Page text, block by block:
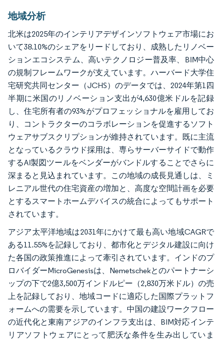
地域分析
北米は2025年のインテリアデザインソフトウェア市場にお
いて38.10%のシェアをリードしており、成熟したリノベー
ションエコシステム、高いテクノロジー普及率、BIM中心
の規制フレームワークが支えています。ハーバード大学住
宅研究共同センター（JCHS）のデータでは、2024年第1四
半期に米国のリノベーション支出が4,630億米ドルを記録
し、住宅所有者の93%がプロフェッショナルを雇用してお
り、コントラクターのコラボレーションを促進するソフト
ウェアサブスクリプションが維持されています。既に主流
となっているクラウド採用は、専らサーバーサイドで動作
するAI製図ツールをベンダーがバンドルすることでさらに
深まると見込まれています。この地域の成長見通しは、ミ
レニアル世代の住宅資産の増加と、高度な空間計画を必要
とするスマートホームデバイスの統合によってもサポート
されています。
アジア太平洋地域は2031年にかけて最も高い地域CAGRで
ある11.55%を記録しており、都市化とデジタル建設に向け
た各国の政策推進によって牽引されています。インドのプ
ロバイダーMicroGenesisは、Nemetschekとのパートナーシ
ップの下で2億3,500万インドルピー（2,830万米ドル）の売
上を記録しており、地域コードに適応した国際プラットフ
ォームへの需要を示しています。中国の建設ワークフロー
の近代化と東南アジアのインフラ支出は、BIM対応インテ
リアソフトウェアにとって肥沃な条件を生み出していま